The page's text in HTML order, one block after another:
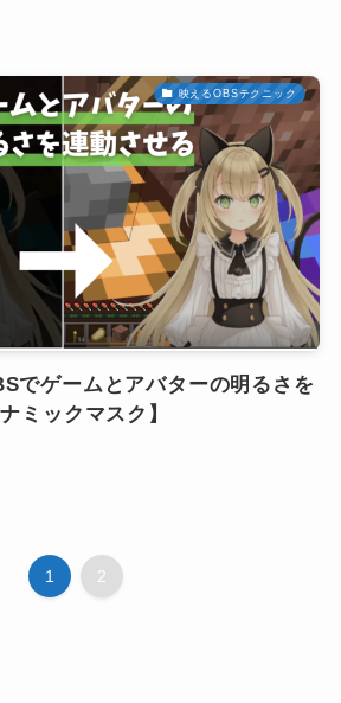
映えるOBSテクニック
でゲームとアバターの明るさを
ミックマスク】
1 2